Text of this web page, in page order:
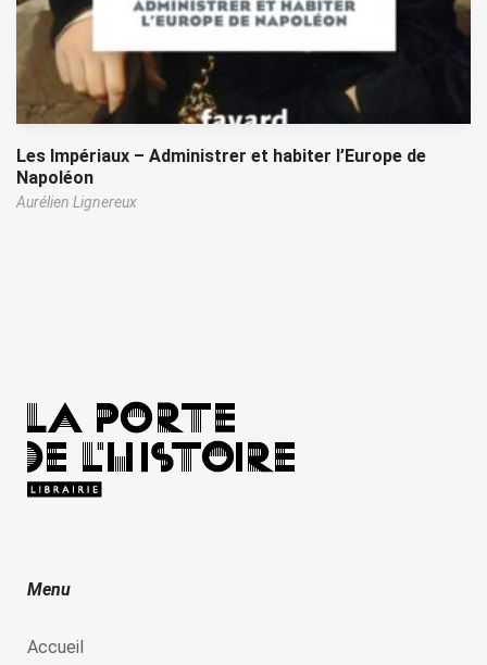
Les Impériaux – Administrer et habiter l’Europe de
Napoléon
Aurélien Lignereux
Menu
Accueil